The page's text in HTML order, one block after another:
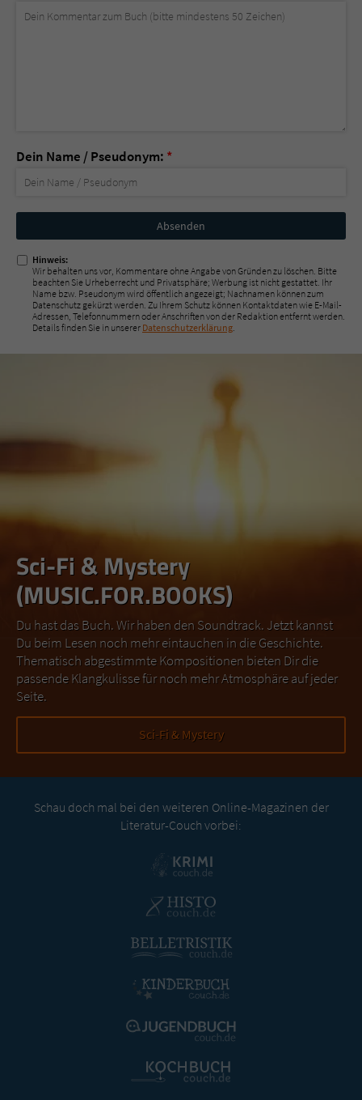
Dein Name / Pseudonym: *
Nicht
ausfüllen!
Hinweis:
Wir behalten uns vor, Kommentare ohne Angabe von Gründen zu löschen. Bitte
beachten Sie Urheberrecht und Privatsphäre; Werbung ist nicht gestattet. Ihr
Name bzw. Pseudonym wird öffentlich angezeigt; Nachnamen können zum
Datenschutz gekürzt werden. Zu Ihrem Schutz können Kontaktdaten wie E-Mail-
Adressen, Telefonnummern oder Anschriften von der Redaktion entfernt werden.
Details finden Sie in unserer Datenschutzerklärung.
Sci-Fi & Mystery
(MUSIC.FOR.BOOKS)
Du hast das Buch. Wir haben den Soundtrack. Jetzt kannst
Du beim Lesen noch mehr eintauchen in die Geschichte.
Thematisch abgestimmte Kompositionen bieten Dir die
passende Klangkulisse für noch mehr Atmosphäre auf jeder
Seite.
Sci-Fi & Mystery
Schau doch mal bei den weiteren Online-Magazinen der
Literatur-Couch vorbei: